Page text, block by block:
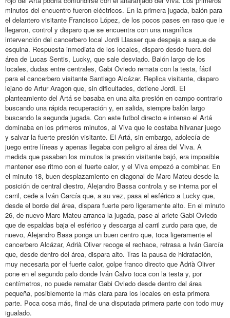
minutos del encuentro fueron eléctricos. En la primera jugada, balón para
el delantero visitante Francisco López, de los pocos pases en raso que le
llegaron, control y disparo que se encuentra con una magnífica
intervención del cancerbero local Jordi Llasser que despeja a saque de
esquina. Respuesta inmediata de los locales, disparo desde fuera del
área de Lucas Sentis, Lucky, que sale desviado. Balón largo de los
locales, dudas entre centrales, Gabi Oviedo remata con la testa, fácil
para el cancerbero visitante Santiago Alcázar. Replica visitante, disparo
lejano de Artur Aragon que, sin dificultades, detiene Jordi. El
planteamiento del Artá se basaba en una alta presión en campo contrario
buscando una rápida recuperación y, en salida, siempre balón largo
buscando la segunda jugada. Con este futbol directo e intenso el Artá
dominaba en los primeros minutos, al Viva que le costaba hilvanar juego
y salvar la fuerte presión visitante. El Artá, sin embargo, adolecía de
juego entre líneas y apenas llegaba con peligro al área del Viva. A
medida que pasaban los minutos la presión visitante bajó, era imposible
mantener ese ritmo con el fuerte calor, y el Viva empezó a combinar. En
el minuto 18, buen desplazamiento en diagonal de Marc Mateu desde la
posición de central diestro, Alejandro Bassa controla y se interna por el
carril, cede a Iván García que, a su vez, pasa el esférico a Lucky que,
desde el borde del área, dispara fuerte pero ligeramente alto. En el minuto
26, de nuevo Marc Mateu arranca la jugada, pase al ariete Gabi Oviedo
que de espaldas baja el esférico y descarga al carril zurdo para que, de
nuevo, Alejandro Basa ponga un buen centro que, toca ligeramente el
cancerbero Alcázar, Adrià Oliver recoge el rechace, retrasa a Iván García
que, desde dentro del área, dispara alto. Tras la pausa de hidratación,
muy necesaria por el fuerte calor, golpe franco directo que Adrià Oliver
pone en el segundo palo donde Iván Calvo toca con la testa y, por
centímetros, no puede rematar Gabi Oviedo desde dentro del área
pequeña, posiblemente la más clara para los locales en esta primera
parte. Poca cosa más, final de una disputada primera parte con todo muy
igualado.